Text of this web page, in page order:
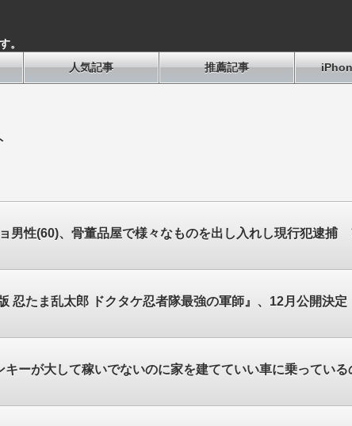
。
人気記事 推薦記事
男性(60)、骨董品屋で様々なものを出し入れし現行犯逮捕
忍たま乱太郎 ドクタケ忍者隊最強の軍師』、12月公開決
ーが大して稼いでないのに家を建てていい車に乗っている